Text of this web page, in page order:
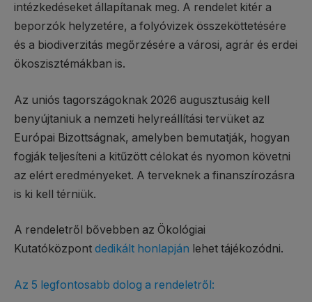
intézkedéseket állapítanak meg. A rendelet kitér a
beporzók helyzetére, a folyóvizek összeköttetésére
és a biodiverzitás megőrzésére a városi, agrár és erdei
ökoszisztémákban is.
Az uniós tagországoknak 2026 augusztusáig kell
benyújtaniuk a nemzeti helyreállítási tervüket az
Európai Bizottságnak, amelyben bemutatják, hogyan
fogják teljesíteni a kitűzött célokat és nyomon követni
az elért eredményeket. A terveknek a finanszírozásra
is ki kell térniük.
A rendeletről bővebben az Ökológiai
Kutatóközpont dedikált honlapján lehet tájékozódni.
Az 5 legfontosabb dolog a rendeletről: